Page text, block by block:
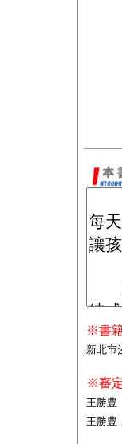
※書
新北市
※審
王勝豊
王勝豊